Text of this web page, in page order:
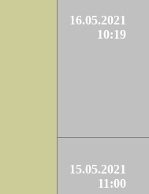
16.05.2021
10:19
15.05.2021
11:00